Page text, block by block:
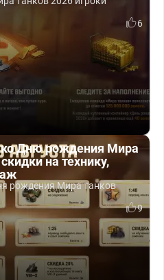
6
ко Дню рождения Мира
на технику,
рождения Мира танков
9